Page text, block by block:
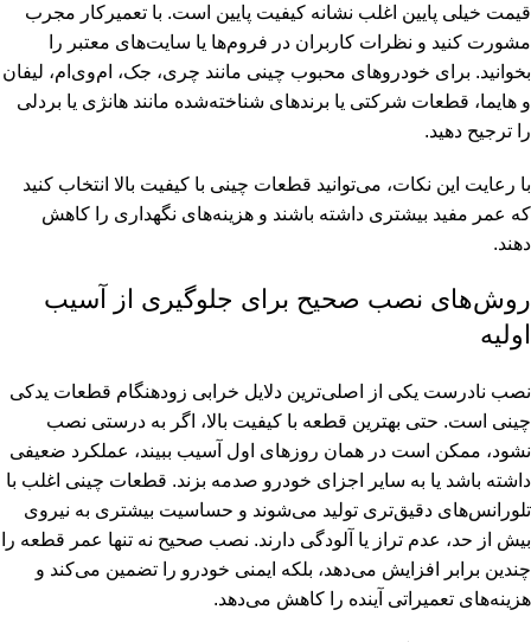
قیمت خیلی پایین اغلب نشانه کیفیت پایین است. با تعمیرکار مجرب
مشورت کنید و نظرات کاربران در فروم‌ها یا سایت‌های معتبر را
بخوانید. برای خودروهای محبوب چینی مانند چری، جک، ام‌وی‌ام، لیفان
و هایما، قطعات شرکتی یا برندهای شناخته‌شده مانند هانژی یا بردلی
را ترجیح دهید.
با رعایت این نکات، می‌توانید قطعات چینی با کیفیت بالا انتخاب کنید
که عمر مفید بیشتری داشته باشند و هزینه‌های نگهداری را کاهش
دهند.
روش‌های نصب صحیح برای جلوگیری از آسیب
اولیه
نصب نادرست یکی از اصلی‌ترین دلایل خرابی زودهنگام قطعات یدکی
چینی است. حتی بهترین قطعه با کیفیت بالا، اگر به درستی نصب
نشود، ممکن است در همان روزهای اول آسیب ببیند، عملکرد ضعیفی
داشته باشد یا به سایر اجزای خودرو صدمه بزند. قطعات چینی اغلب با
تلورانس‌های دقیق‌تری تولید می‌شوند و حساسیت بیشتری به نیروی
بیش از حد، عدم تراز یا آلودگی دارند. نصب صحیح نه تنها عمر قطعه را
چندین برابر افزایش می‌دهد، بلکه ایمنی خودرو را تضمین می‌کند و
هزینه‌های تعمیراتی آینده را کاهش می‌دهد.